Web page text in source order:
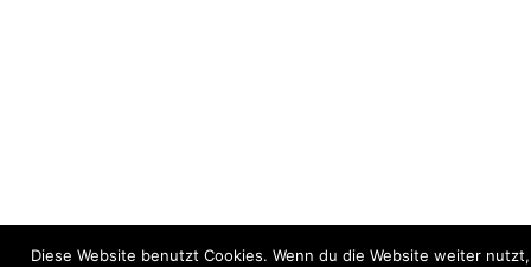
Diese Website benutzt Cookies. Wenn du die Website weiter